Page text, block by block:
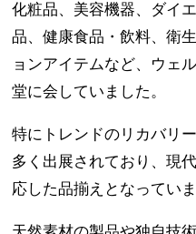
化粧品、美容機器、ダイ
品、健康食品・飲料、衛
ョンアイテムなど、ウェ
堂に会していました。
特にトレンドのリカバリ
多く出展されており、現
応した品揃えとなっていま